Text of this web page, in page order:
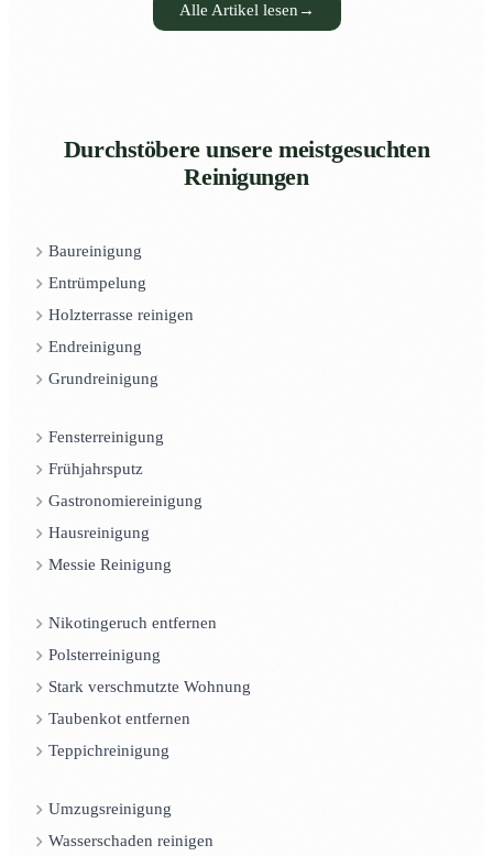
Alle Artikel lesen →
Durchstöbere unsere meistgesuchten
Reinigungen
Baureinigung
Entrümpelung
Holzterrasse reinigen
Endreinigung
Grundreinigung
Fensterreinigung
Frühjahrsputz
Gastronomiereinigung
Hausreinigung
Messie Reinigung
Nikotingeruch entfernen
Polsterreinigung
Stark verschmutzte Wohnung
Taubenkot entfernen
Teppichreinigung
Umzugsreinigung
Wasserschaden reinigen